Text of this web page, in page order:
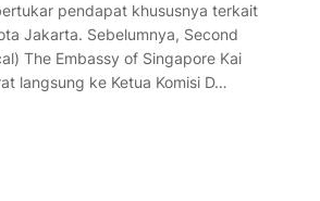
pendapat khususnya terkait
Jakarta. Sebelumnya, Second
The Embassy of Singapore Kai
langsung ke Ketua Komisi D…